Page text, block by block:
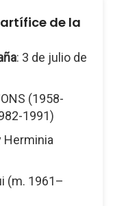
de la
: 3 de julio de
(1958-
1991)
Herminia
(m. 1961–